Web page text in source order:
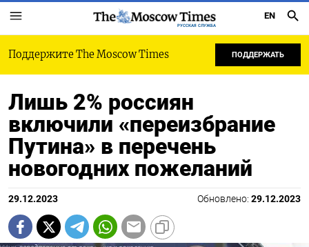
РУССКАЯ СЛУЖБА
EN
Поддержите The Moscow Times ПОДДЕРЖАТЬ
Лишь 2% россиян
включили «переизбрание
Путина» в перечень
новогодних пожеланий
29.12.2023 Обновлено: 29.12.2023